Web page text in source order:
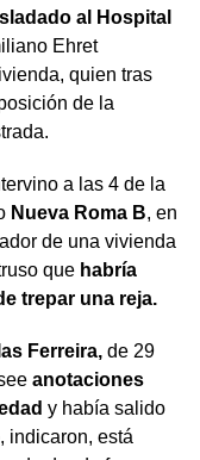
al Hospital
Ehret
quien tras
de la
a las 4 de la
Nueva Roma B, en
de una vivienda
que habría
trepar una reja.
Ferreira,de 29
anotaciones
y había salido
indicaron, está